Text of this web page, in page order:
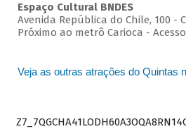
Espaço Cultural BNDES
Avenida República do Chile, 100 -
Próximo ao metrô Carioca -
Veja as outras atrações do Quintas